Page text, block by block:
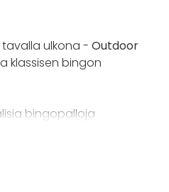
ulkona - Outdoor
klassisen bingon
bingopalloja
muodostaa
Rivien tulee olla